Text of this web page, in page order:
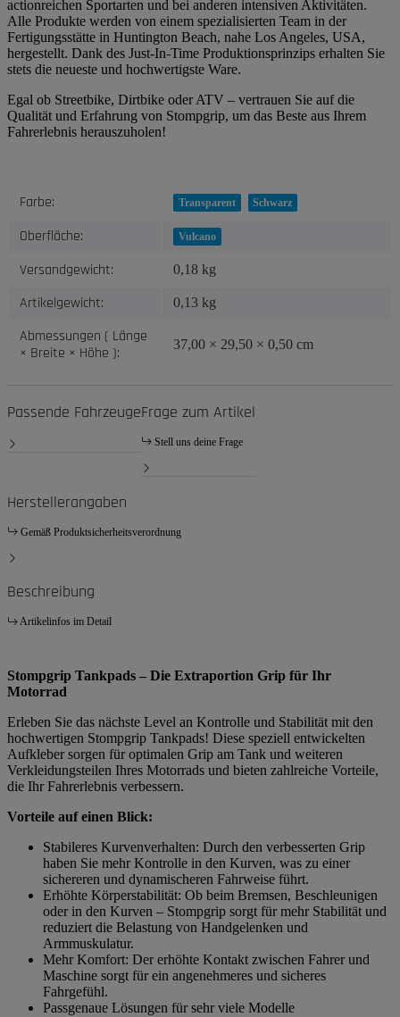
actionreichen Sportarten und bei anderen intensiven Aktivitäten.
Alle Produkte werden von einem spezialisierten Team in der
Fertigungsstätte in Huntington Beach, nahe Los Angeles, USA,
hergestellt. Dank des Just-In-Time Produktionsprinzips erhalten Sie
stets die neueste und hochwertigste Ware.
Egal ob Streetbike, Dirtbike oder ATV – vertrauen Sie auf die
Qualität und Erfahrung von Stompgrip, um das Beste aus Ihrem
Fahrerlebnis herauszuholen!
Produkteigenschaft
Wert
Farbe: Transparent Schwarz
Oberfläche: Vulcano
Versandgewicht: 0,18 kg
Artikelgewicht: 0,13 kg
Abmessungen ( Länge
× Breite × Höhe ):
37,00 × 29,50 × 0,50 cm
Passende FahrzeugeFrage zum Artikel
Stell uns deine Frage
Herstellerangaben
Gemäß Produktsicherheitsverordnung
Beschreibung
Artikelinfos im Detail
Stompgrip Tankpads – Die Extraportion Grip für Ihr
Motorrad
Erleben Sie das nächste Level an Kontrolle und Stabilität mit den
hochwertigen Stompgrip Tankpads! Diese speziell entwickelten
Aufkleber sorgen für optimalen Grip am Tank und weiteren
Verkleidungsteilen Ihres Motorrads und bieten zahlreiche Vorteile,
die Ihr Fahrerlebnis verbessern.
Vorteile auf einen Blick:
Stabileres Kurvenverhalten: Durch den verbesserten Grip
haben Sie mehr Kontrolle in den Kurven, was zu einer
sichereren und dynamischeren Fahrweise führt.
Erhöhte Körperstabilität: Ob beim Bremsen, Beschleunigen
oder in den Kurven – Stompgrip sorgt für mehr Stabilität und
reduziert die Belastung von Handgelenken und
Armmuskulatur.
Mehr Komfort: Der erhöhte Kontakt zwischen Fahrer und
Maschine sorgt für ein angenehmeres und sicheres
Fahrgefühl.
Passgenaue Lösungen für sehr viele Modelle